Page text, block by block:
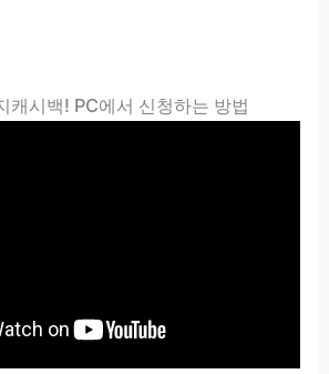
캐시백! PC에서 신청하는 방법